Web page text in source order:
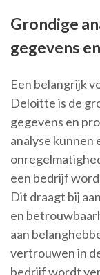
Grondige
gegevens
Een belangrijk
Deloitte is de
gegevens en
analyse
een bedrijf
Dit draagt bij
en
aan
vertrouwen in
bedrijf wordt